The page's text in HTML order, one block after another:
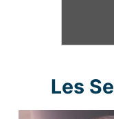
Les